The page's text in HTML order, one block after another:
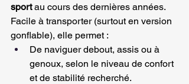
sport au cours des dernières années.
Facile à transporter (surtout en version
gonflable), elle permet :
De naviguer debout, assis ou à
genoux, selon le niveau de confort
et de stabilité recherché.